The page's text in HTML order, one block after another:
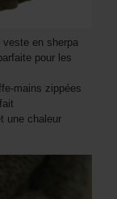
en sherpa
pour les
mains zippées
une chaleur